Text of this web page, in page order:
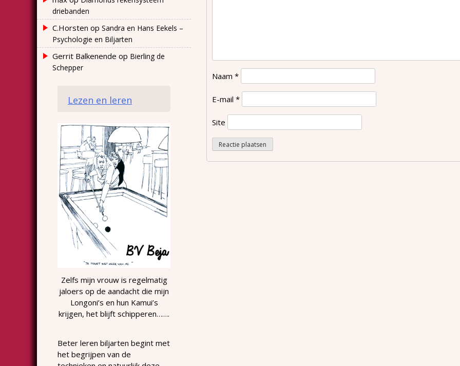
Naam *
E-mail *
Site
driebanden
C.Horsten op Sandra en Hans Eekels –
Psychologie en Biljarten
Gerrit Balkenende op Bierling de
Schepper
Lezen en leren
Zelfs mijn vrouw is regelmatig
jaloers op de aandacht die mijn
Longoni’s en hun Kamui’s
krijgen, het blijft schipperen…….
Beter leren biljarten begint met
het begrijpen van de